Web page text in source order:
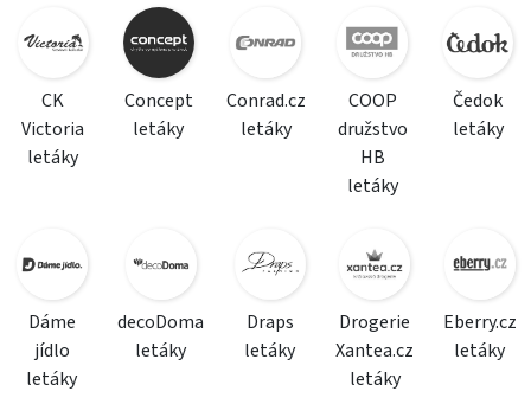
CK
Victoria
letáky
Concept
letáky
Conrad.cz
letáky
COOP
družstvo
HB
letáky
Čedok
letáky
Dáme
jídlo
letáky
decoDoma
letáky
Draps
letáky
Drogerie
Xantea.cz
letáky
Eberry.cz
letáky